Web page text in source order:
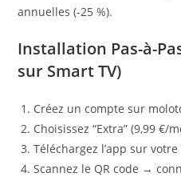
annuelles (-25 %).
Installation Pas-à-
sur Smart TV)
Créez un compte sur
Choisissez “Extra” (9,99 €/
Téléchargez l’app sur votre
Scannez le QR code →